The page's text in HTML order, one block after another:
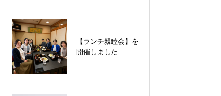
【ランチ親睦会】を
開催しました
催！】採用定着にお
悩みの中小企業の経